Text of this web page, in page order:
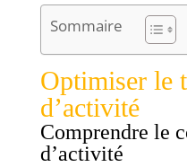
Sommaire
Optimiser le
d’activité
Comprendre le
d’activité